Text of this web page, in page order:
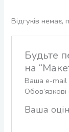
Відгуків немає,
Будьте
на
Ваша e-mail
Ваша